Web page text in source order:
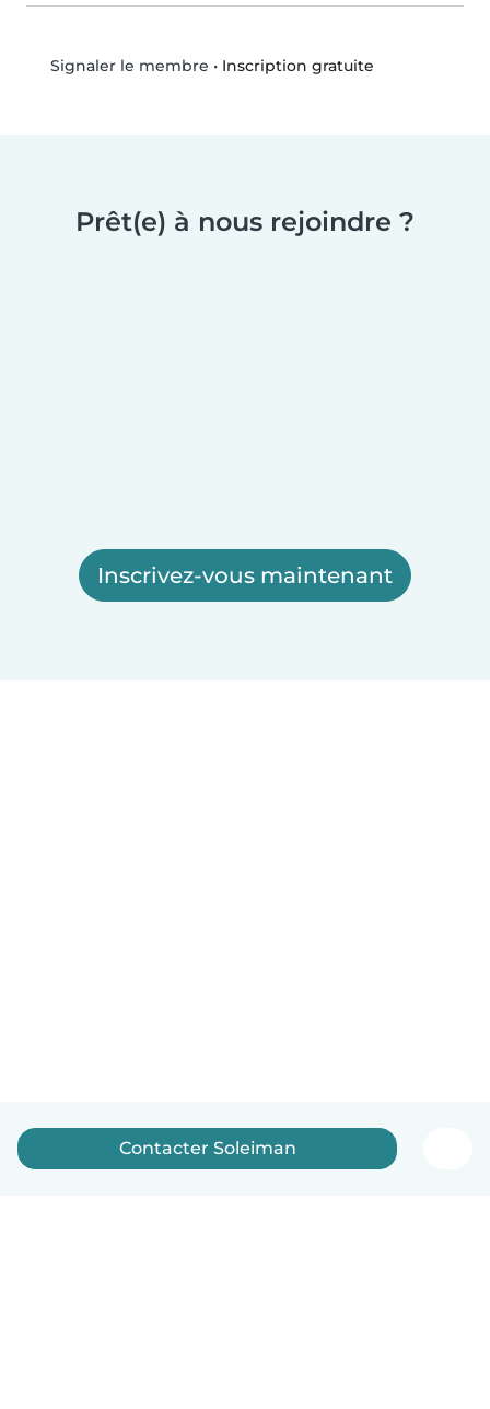
Signaler le membre • Inscription gratuite
Prêt(e) à nous rejoindre ?
Inscrivez-vous maintenant
Contacter Soleiman